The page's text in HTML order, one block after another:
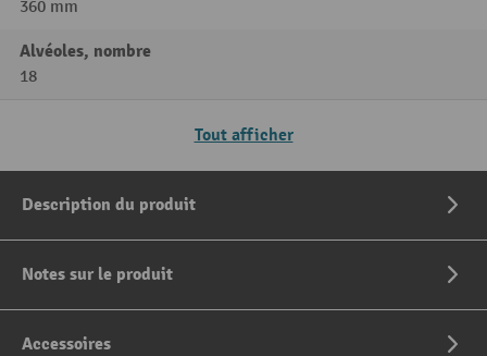
360 mm
Alvéoles, nombre
18
Tout afficher
Description du produit
Notes sur le produit
Accessoires